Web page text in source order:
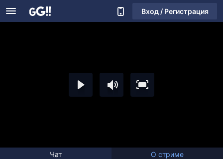
Вход / Регистрация
Чат О стриме